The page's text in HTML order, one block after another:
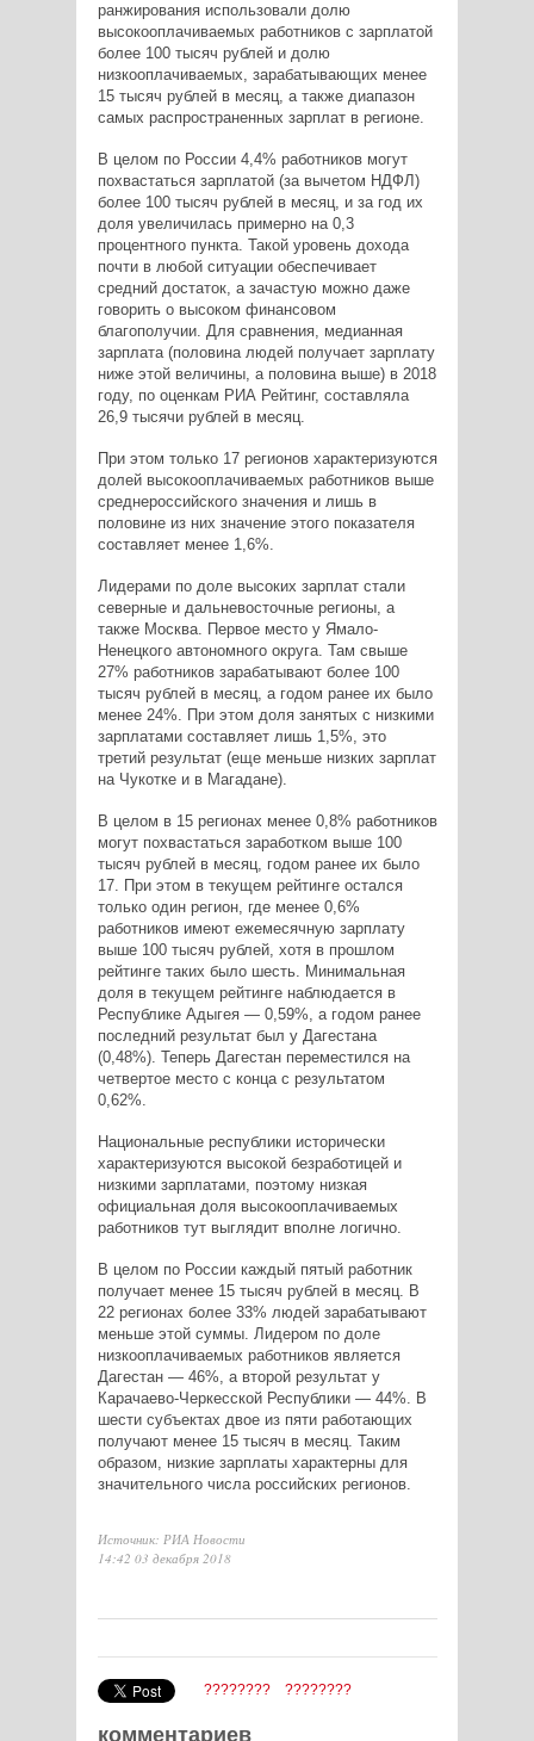
ранжирования использовали долю
высокооплачиваемых работников с зарплатой
более 100 тысяч рублей и долю
низкооплачиваемых, зарабатывающих менее
15 тысяч рублей в месяц, а также диапазон
самых распространенных зарплат в регионе.
В целом по России 4,4% работников могут
похвастаться зарплатой (за вычетом НДФЛ)
более 100 тысяч рублей в месяц, и за год их
доля увеличилась примерно на 0,3
процентного пункта. Такой уровень дохода
почти в любой ситуации обеспечивает
средний достаток, а зачастую можно даже
говорить о высоком финансовом
благополучии. Для сравнения, медианная
зарплата (половина людей получает зарплату
ниже этой величины, а половина выше) в 2018
году, по оценкам РИА Рейтинг, составляла
26,9 тысячи рублей в месяц.
При этом только 17 регионов характеризуются
долей высокооплачиваемых работников выше
среднероссийского значения и лишь в
половине из них значение этого показателя
составляет менее 1,6%.
Лидерами по доле высоких зарплат стали
северные и дальневосточные регионы, а
также Москва. Первое место у Ямало-
Hенецкого автономного округа. Там свыше
27% работников зарабатывают более 100
тысяч рублей в месяц, а годом ранее их было
менее 24%. При этом доля занятых с низкими
зарплатами составляет лишь 1,5%, это
третий результат (еще меньше низких зарплат
на Чукотке и в Магадане).
В целом в 15 регионах менее 0,8% работников
могут похвастаться заработком выше 100
тысяч рублей в месяц, годом ранее их было
17. При этом в текущем рейтинге остался
только один регион, где менее 0,6%
работников имеют ежемесячную зарплату
выше 100 тысяч рублей, хотя в прошлом
рейтинге таких было шесть. Минимальная
доля в текущем рейтинге наблюдается в
Республике Адыгея — 0,59%, а годом ранее
последний результат был у Дагестана
(0,48%). Теперь Дагестан переместился на
четвертое место с конца с результатом
0,62%.
Национальные республики исторически
характеризуются высокой безработицей и
низкими зарплатами, поэтому низкая
официальная доля высокооплачиваемых
работников тут выглядит вполне логично.
В целом по России каждый пятый работник
получает менее 15 тысяч рублей в месяц. В
22 регионах более 33% людей зарабатывают
меньше этой суммы. Лидером по доле
низкооплачиваемых работников является
Дагестан — 46%, а второй результат у
Карачаево-Черкесской Республики — 44%. В
шести субъектах двое из пяти работающих
получают менее 15 тысяч в месяц. Таким
образом, низкие зарплаты характерны для
значительного числа российских регионов.
Источник: РИА Новости
14:42 03 декабря 2018
???????? ????????
комментариев